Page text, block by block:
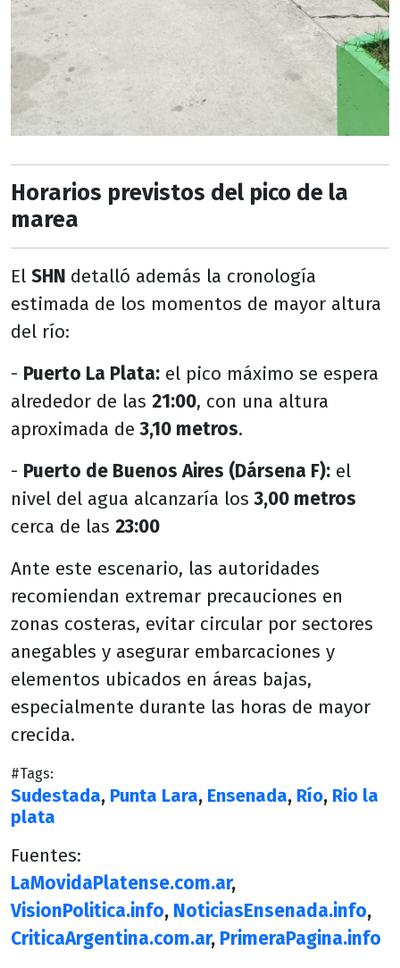
Horarios previstos del pico de la
marea
El SHN detalló además la cronología
estimada de los momentos de mayor altura
del río:
- Puerto La Plata: el pico máximo se espera
alrededor de las 21:00, con una altura
aproximada de3,10 metros.
- Puerto de Buenos Aires (Dársena F): el
nivel del agua alcanzaría los3,00 metros
cerca de las 23:00
Ante este escenario, las autoridades
recomiendan extremar precauciones en
zonas costeras, evitar circular por sectores
anegables y asegurar embarcaciones y
elementos ubicados en áreas bajas,
especialmente durante las horas de mayor
crecida.
#Tags:
Sudestada, Punta Lara, Ensenada, Río, Rio la
plata
Fuentes:
LaMovidaPlatense.com.ar,
VisionPolitica.info, NoticiasEnsenada.info,
CriticaArgentina.com.ar, PrimeraPagina.info